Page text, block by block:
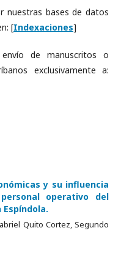
nuestras bases de datos
[Indexaciones]
de manuscritos o
exclusivamente a:
y su influencia
operativo del
Espíndola.
Quito Cortez, Segundo